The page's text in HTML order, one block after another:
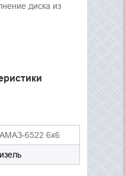
диска из
6522 6х6